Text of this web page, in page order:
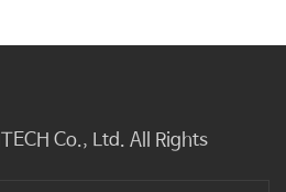
Co., Ltd. All Rights